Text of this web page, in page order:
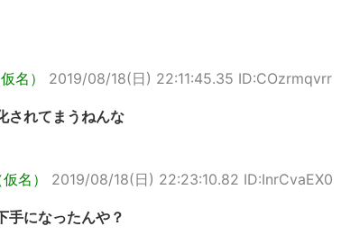
名） 2019/08/18(日) 22:11:45.35 ID:COzrmqvrr
されてまうねんな
名） 2019/08/18(日) 22:23:10.82 ID:InrCvaEX0
手になったんや？